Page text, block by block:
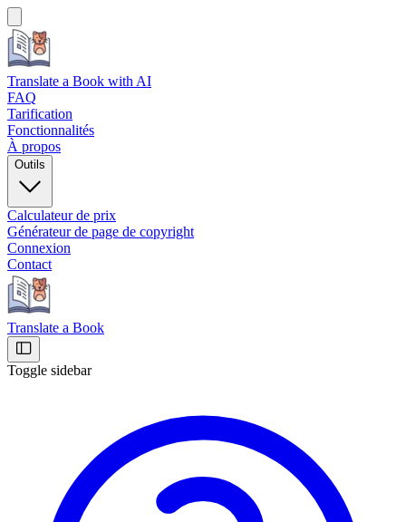
Translate a Book with AI
FAQ
Tarification
Fonctionnalités
À propos
Outils
Calculateur de prix
Générateur de page de copyright
Connexion
Contact
Translate a Book
Toggle sidebar